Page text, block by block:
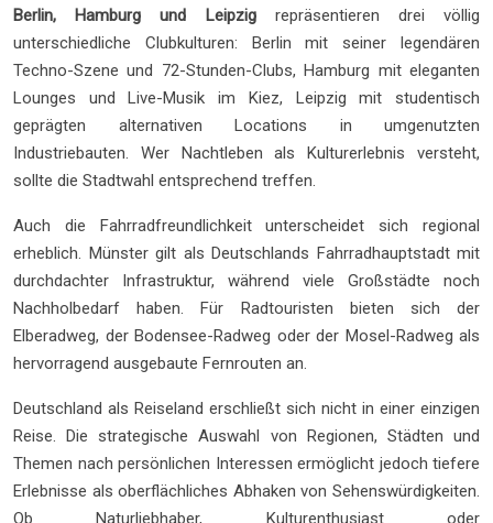
Berlin, Hamburg und Leipzigrepräsentieren drei völlig
unterschiedliche Clubkulturen: Berlin mit seiner legendären
Techno-Szene und 72-Stunden-Clubs, Hamburg mit eleganten
Lounges und Live-Musik im Kiez, Leipzig mit studentisch
geprägten alternativen Locations in umgenutzten
Industriebauten. Wer Nachtleben als Kulturerlebnis versteht,
sollte die Stadtwahl entsprechend treffen.
Auch die Fahrradfreundlichkeit unterscheidet sich regional
erheblich. Münster gilt als Deutschlands Fahrradhauptstadt mit
durchdachter Infrastruktur, während viele Großstädte noch
Nachholbedarf haben. Für Radtouristen bieten sich der
Elberadweg, der Bodensee-Radweg oder der Mosel-Radweg als
hervorragend ausgebaute Fernrouten an.
Deutschland als Reiseland erschließt sich nicht in einer einzigen
Reise. Die strategische Auswahl von Regionen, Städten und
Themen nach persönlichen Interessen ermöglicht jedoch tiefere
Erlebnisse als oberflächliches Abhaken von Sehenswürdigkeiten.
Ob Naturliebhaber, Kulturenthusiast oder